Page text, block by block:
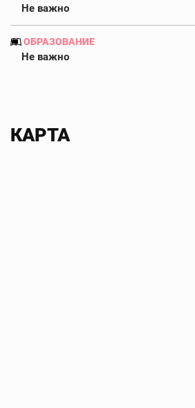
Не важно
ОБРАЗОВАНИЕ
Не важно
КАРТА